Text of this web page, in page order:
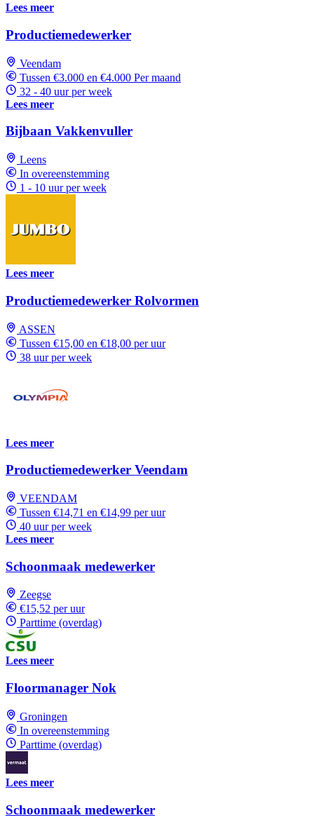
Lees meer
Productiemedewerker
Veendam
Tussen €3.000 en €4.000 Per maand
32 - 40 uur per week
Lees meer
Bijbaan Vakkenvuller
Leens
In overeenstemming
1 - 10 uur per week
Lees meer
Productiemedewerker Rolvormen
ASSEN
Tussen €15,00 en €18,00 per uur
38 uur per week
Lees meer
Productiemedewerker Veendam
VEENDAM
Tussen €14,71 en €14,99 per uur
40 uur per week
Lees meer
Schoonmaak medewerker
Zeegse
€15,52 per uur
Parttime (overdag)
Lees meer
Floormanager Nok
Groningen
In overeenstemming
Parttime (overdag)
Lees meer
Schoonmaak medewerker